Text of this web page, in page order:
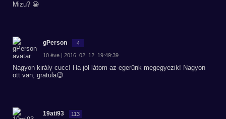
Mizu? 😀
gPerson 4
10 éve | 2016. 02. 12. 19:49:39
Nagyon király cucc! Ha jól látom az egerünk megegyezik! Nagyon
ott van, gratula😉
19ati93 113